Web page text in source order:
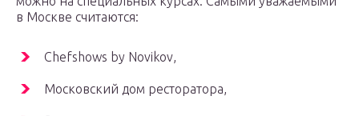
в Москве считаются:
Chefshows by Novikov,
Московский дом ресторатора,